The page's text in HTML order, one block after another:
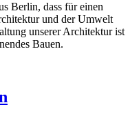
Berlin, dass für einen
und der Umwelt
unserer Architektur ist
Bauen.